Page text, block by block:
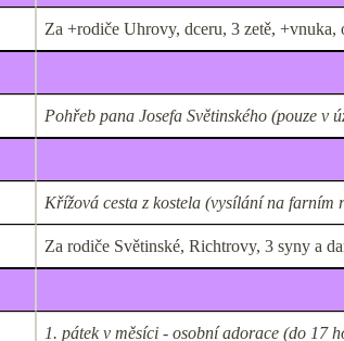
Za +rodiče Uhrovy, dceru, 3 zetě,
Pohřeb pana Josefa Světinského (pouze v
Křížová cesta z kostela (vysílání na farním
Za rodiče Světinské, Richtrovy, 3 syny a
1. pátek v měsíci - osobní adorace (do 17